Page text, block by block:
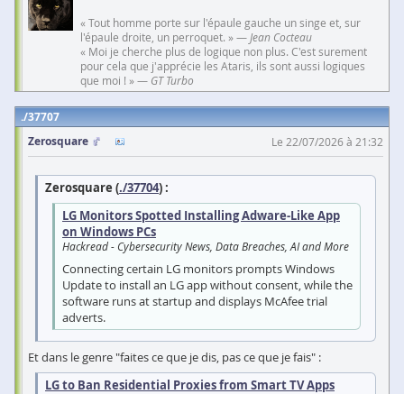
« Tout homme porte sur l'épaule gauche un singe et, sur
l'épaule droite, un perroquet. » — Jean Cocteau
« Moi je cherche plus de logique non plus. C'est surement
pour cela que j'apprécie les Ataris, ils sont aussi logiques
que moi ! » — GT Turbo
37707
Zerosquare
Le 22/07/2026 à 21:32
Zerosquare (./37704) :
LG Monitors Spotted Installing Adware-Like App
on Windows PCs
Hackread - Cybersecurity News, Data Breaches, AI and More
Connecting certain LG monitors prompts Windows
Update to install an LG app without consent, while the
software runs at startup and displays McAfee trial
adverts.
Et dans le genre "faites ce que je dis, pas ce que je fais" :
LG to Ban Residential Proxies from Smart TV Apps